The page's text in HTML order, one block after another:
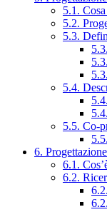
5.1.
5.2.
5.3.
5.4.
5.5. Co-
6.
6.1.
6.2.